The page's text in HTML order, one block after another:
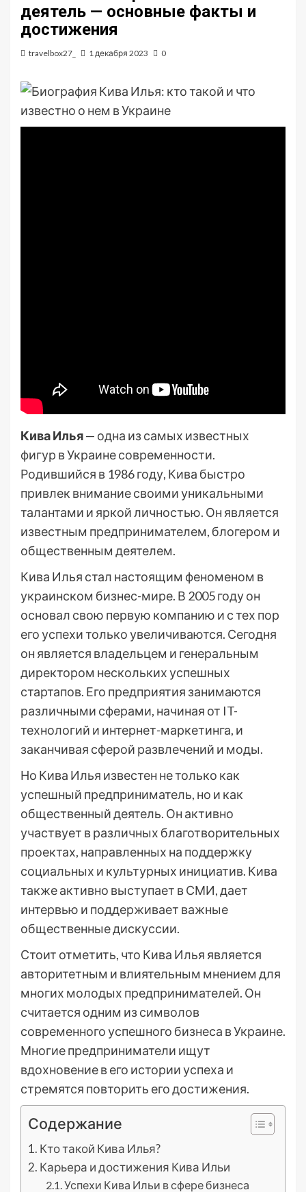
деятель — основные факты и
достижения
travelbox27_ 1 декабря 2023 0
Кива Илья— одна из самых известных
фигур в Украине современности.
Родившийся в 1986 году, Кива быстро
привлек внимание своими уникальными
талантами и яркой личностью. Он является
известным предпринимателем, блогером и
общественным деятелем.
Кива Илья стал настоящим феноменом в
украинском бизнес-мире. В 2005 году он
основал свою первую компанию и с тех пор
его успехи только увеличиваются. Сегодня
он является владельцем и генеральным
директором нескольких успешных
стартапов. Его предприятия занимаются
различными сферами, начиная от IT-
технологий и интернет-маркетинга, и
заканчивая сферой развлечений и моды.
Но Кива Илья известен не только как
успешный предприниматель, но и как
общественный деятель. Он активно
участвует в различных благотворительных
проектах, направленных на поддержку
социальных и культурных инициатив. Кива
также активно выступает в СМИ, дает
интервью и поддерживает важные
общественные дискуссии.
Стоит отметить, что Кива Илья является
авторитетным и влиятельным мнением для
многих молодых предпринимателей. Он
считается одним из символов
современного успешного бизнеса в Украине.
Многие предприниматели ищут
вдохновение в его истории успеха и
стремятся повторить его достижения.
Содержание
Кто такой Кива Илья?
Карьера и достижения Кива Ильи
Успехи Кива Ильи в сфере бизнеса